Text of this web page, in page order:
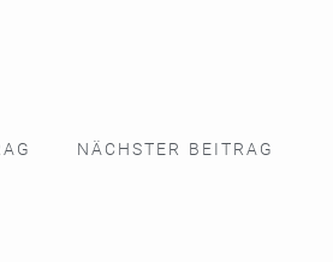
NÄCHSTER BEITRAG